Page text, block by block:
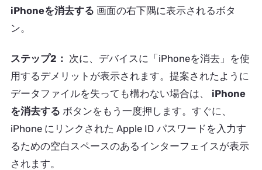
iPhoneを消去する 画面の右下隅に表示されるボタ
ン。
ステップ2： 次に、デバイスに「iPhoneを消去」を使
用するデメリットが表示されます。提案されたように
データファイルを失っても構わない場合は、 iPhone
を消去する ボタンをもう一度押します。すぐに、
iPhone にリンクされた Apple ID パスワードを入力す
るための空白スペースのあるインターフェイスが表示
されます。